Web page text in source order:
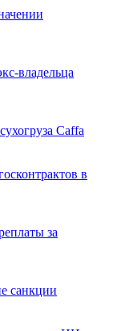
владельца
Caffa
в
за
санкции